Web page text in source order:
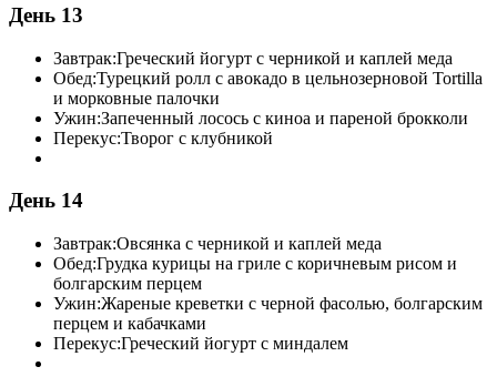
День 13
Завтрак:Греческий йогурт с черникой и каплей меда
Обед:Турецкий ролл с авокадо в цельнозерновой Tortilla
и морковные палочки
Ужин:Запеченный лосось с киноа и пареной брокколи
Перекус:Творог с клубникой
День 14
Завтрак:Овсянка с черникой и каплей меда
Обед:Грудка курицы на гриле с коричневым рисом и
болгарским перцем
Ужин:Жареные креветки с черной фасолью, болгарским
перцем и кабачками
Перекус:Греческий йогурт с миндалем